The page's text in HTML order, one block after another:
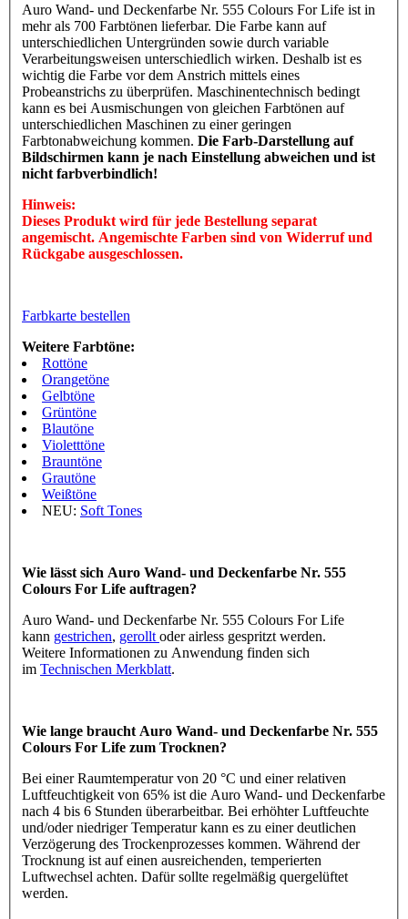
Auro Wand- und Deckenfarbe Nr. 555 Colours For Life ist in
mehr als 700 Farbtönen lieferbar. Die Farbe kann auf
unterschiedlichen Untergründen sowie durch variable
Verarbeitungsweisen unterschiedlich wirken. Deshalb ist es
wichtig die Farbe vor dem Anstrich mittels eines
Probeanstrichs zu überprüfen. Maschinentechnisch bedingt
kann es bei Ausmischungen von gleichen Farbtönen auf
unterschiedlichen Maschinen zu einer geringen
Farbtonabweichung kommen. Die Farb-Darstellung auf
Bildschirmen kann je nach Einstellung abweichen und ist
nicht farbverbindlich!
Hinweis:
Dieses Produkt wird für jede Bestellung separat
angemischt. Angemischte Farben sind von Widerruf und
Rückgabe ausgeschlossen.
Farbkarte bestellen
Weitere Farbtöne:
Rottöne
Orangetöne
Gelbtöne
Grüntöne
Blautöne
Violetttöne
Brauntöne
Grautöne
Weißtöne
NEU: Soft Tones
Wie lässt sich Auro Wand- und Deckenfarbe Nr. 555
Colours For Life auftragen?
Auro Wand- und Deckenfarbe Nr. 555 Colours For Life
kann gestrichen, gerollt oder airless gespritzt werden.
Weitere Informationen zu Anwendung finden sich
im Technischen Merkblatt.
Wie lange braucht Auro Wand- und Deckenfarbe Nr. 555
Colours For Life zum Trocknen?
Bei einer Raumtemperatur von 20 °C und einer relativen
Luftfeuchtigkeit von 65% ist die Auro Wand- und Deckenfarbe
nach 4 bis 6 Stunden überarbeitbar. Bei erhöhter Luftfeuchte
und/oder niedriger Temperatur kann es zu einer deutlichen
Verzögerung des Trockenprozesses kommen. Während der
Trocknung ist auf einen ausreichenden, temperierten
Luftwechsel achten. Dafür sollte regelmäßig quergelüftet
werden.